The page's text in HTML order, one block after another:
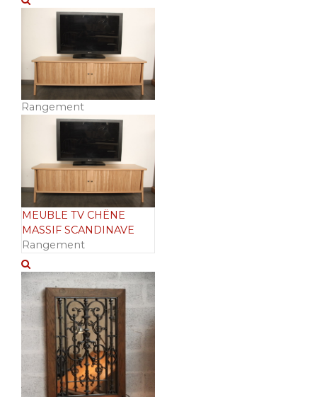
Rangement
MEUBLE TV CHËNE
MASSIF SCANDINAVE
Rangement